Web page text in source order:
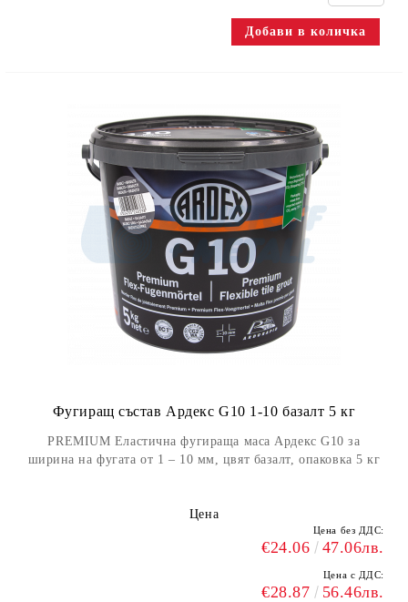
Фугиращ състав Ардекс G10 1-10 базалт 5 кг
PREMIUM Еластична фугираща маса Ардекс G10 за
ширина на фугата от 1 – 10 мм, цвят базалт, опаковка 5 кг
Цена
Цена без ДДС:
€24.06 47.06лв.
Цена с ДДС:
€28.87 56.46лв.